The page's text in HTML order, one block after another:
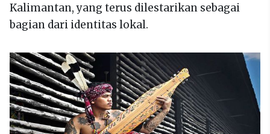
Kalimantan, yang terus dilestarikan sebagai
bagian dari identitas lokal.